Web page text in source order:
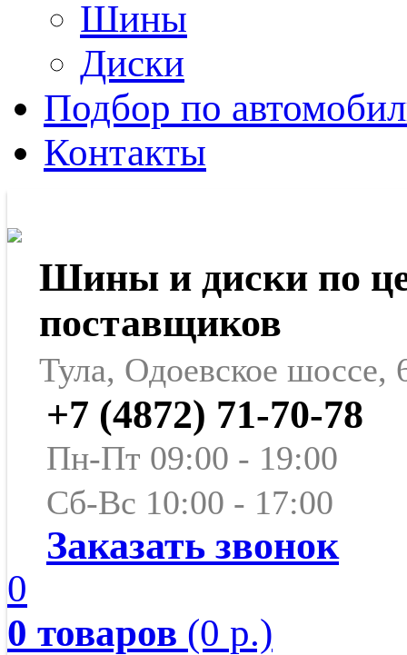
Шины
Диски
Подбор по
Контакты
Шины и диски по
поставщиков
Тула, Одоевское шоссе,
+7 (4872) 71-70-78
Пн-Пт 09:00 - 19:00
Сб-Вс 10:00 - 17:00
Заказать звонок
0
0 товаров (0 р.)